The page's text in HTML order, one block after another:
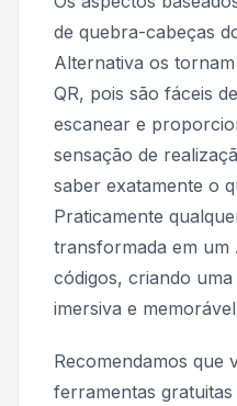
de quebra-cabeças
Alternativa os
QR, pois são fáceis
escanear e
sensação de
saber exatamente o
Praticamente
transformada em um
códigos, criando
imersiva e
Recomendamos que
ferramentas